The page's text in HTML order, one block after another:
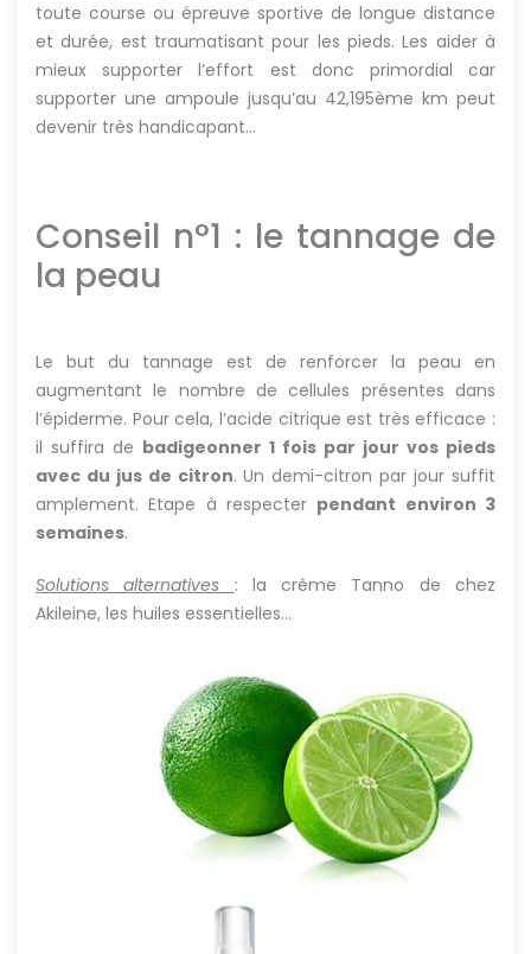
toute course ou épreuve sportive de longue distance
et durée, est traumatisant pour les pieds. Les aider à
mieux supporter l’effort est donc primordial car
supporter une ampoule jusqu’au 42,195ème km peut
devenir très handicapant…
Conseil n°1 : le tannage de
la peau
Le but du tannage est de renforcer la peau en
augmentant le nombre de cellules présentes dans
l’épiderme. Pour cela, l’acide citrique est très efficace :
il suffira de badigeonner 1 fois par jour vos pieds
avec du jus de citron. Un demi-citron par jour suffit
amplement. Etape à respecter pendant environ 3
semaines.
Solutions alternatives
: la crème Tanno de chez
Akileine, les huiles essentielles…